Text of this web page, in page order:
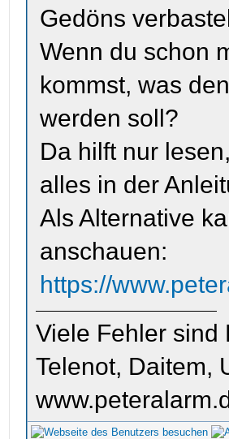
Gedöns
Wenn du schon
kommst, was
werden soll?
Da hilft nur
alles in der
Als Alternative
anschauen:
https://
Viele Fehler sind
Telenot, Daitem,